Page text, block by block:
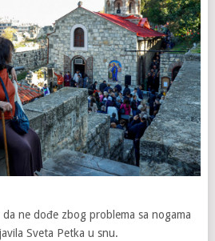
da ne dođe zbog problema sa nogama
Sveta Petka u snu.